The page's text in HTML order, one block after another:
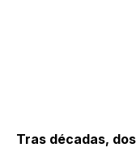
Tras décadas,